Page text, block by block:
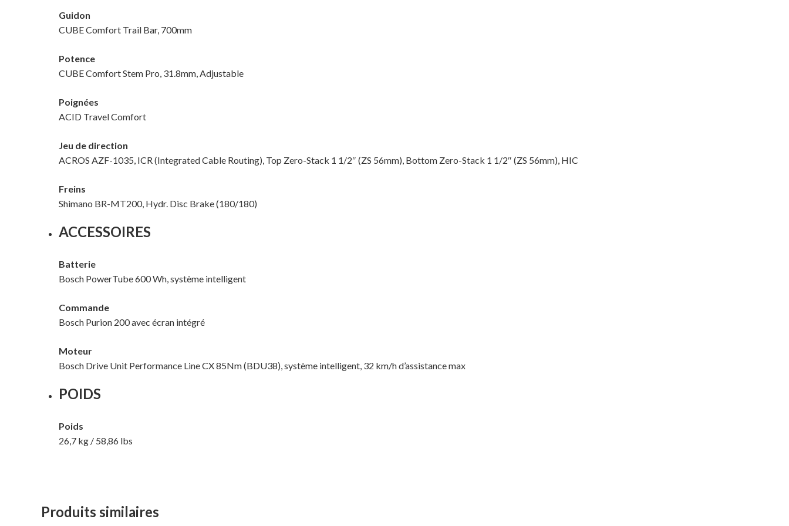
Guidon
CUBE Comfort Trail Bar, 700mm
Potence
CUBE Comfort Stem Pro, 31.8mm, Adjustable
Poignées
ACID Travel Comfort
Jeu de direction
ACROS AZF-1035, ICR (Integrated Cable Routing), Top Zero-Stack 1 1/2″ (ZS 56mm), Bottom Zero-Stack 1 1/2″ (ZS 56mm), HIC
Freins
Shimano BR-MT200, Hydr. Disc Brake (180/180)
ACCESSOIRES
Batterie
Bosch PowerTube 600 Wh, système intelligent
Commande
Bosch Purion 200 avec écran intégré
Moteur
Bosch Drive Unit Performance Line CX 85Nm (BDU38), système intelligent, 32 km/h d’assistance max
POIDS
Poids
26,7 kg / 58,86 lbs
Produits similaires